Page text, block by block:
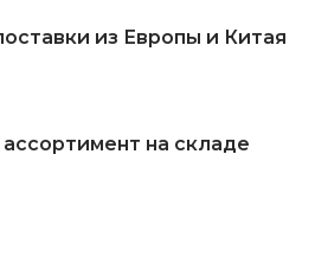
из Европы и Китая
на складе